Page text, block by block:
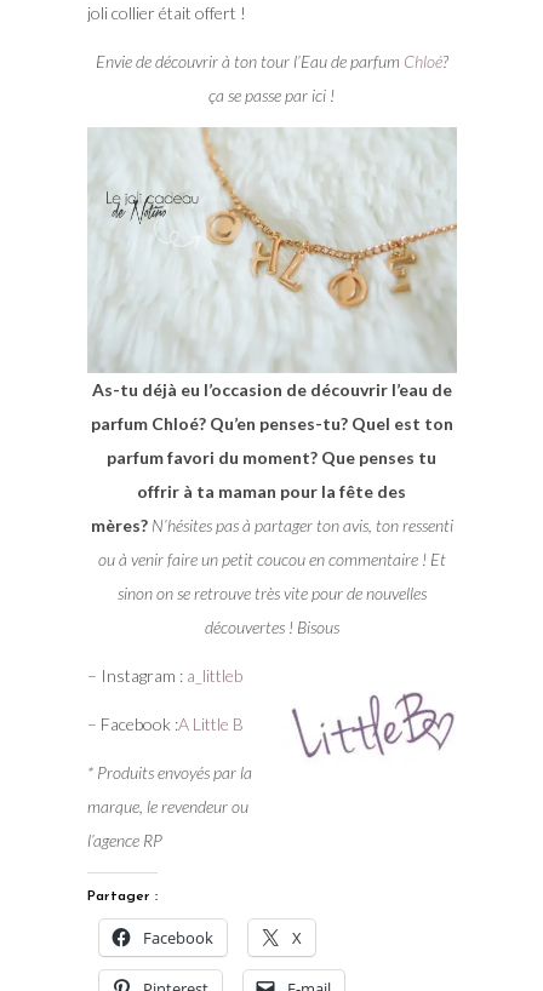
joli collier était offert !
Envie de découvrir à ton tour l’Eau de parfum Chloé?
ça se passe par ici !
As-tu déjà eu l’occasion de découvrir l’eau de
parfum Chloé? Qu’en penses-tu? Quel est ton
parfum favori du moment? Que penses tu
offrir à ta maman pour la fête des
mères?N’hésites pas à partager ton avis, ton ressenti
ou à venir faire un petit coucou en commentaire ! Et
sinon on se retrouve très vite pour de nouvelles
découvertes ! Bisous
– Instagram : a_littleb
– Facebook :A Little B
* Produits envoyés par la
marque, le revendeur ou
l’agence RP
Partager :
Facebook X